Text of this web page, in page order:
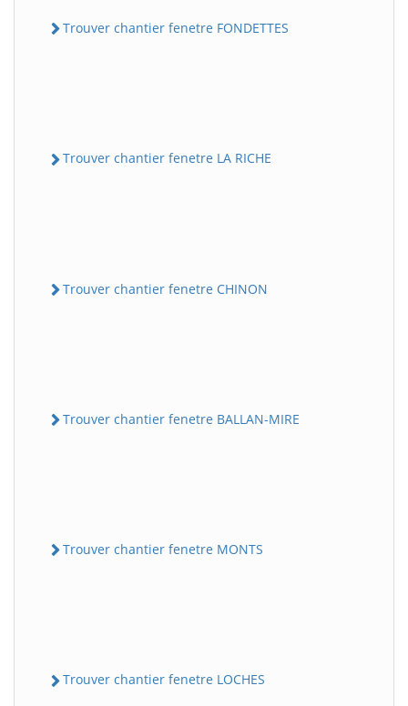
Trouver chantier fenetre FONDETTES
Trouver chantier fenetre LA RICHE
Trouver chantier fenetre CHINON
Trouver chantier fenetre BALLAN-MIRE
Trouver chantier fenetre MONTS
Trouver chantier fenetre LOCHES